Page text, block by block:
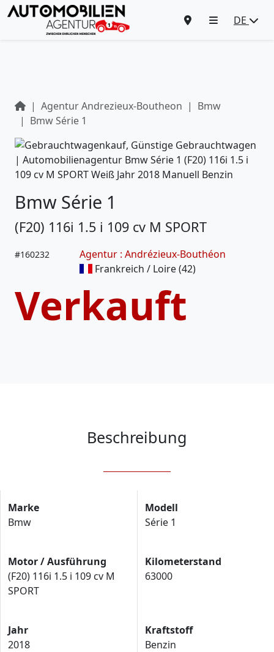
DE
Agentur Andrezieux-Boutheon
Bmw
Bmw Série 1
Bmw Série 1
(F20) 116i 1.5 i 109 cv M SPORT
#160232
Agentur : Andrézieux-Bouthéon
Frankreich / Loire (42)
Verkauft
Beschreibung
Marke
Bmw
Modell
Série 1
Motor / Ausführung
(F20) 116i 1.5 i 109 cv M
SPORT
Kilometerstand
63000
Jahr
2018
Kraftstoff
Benzin